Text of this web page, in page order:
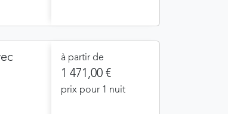
à partir de
1 471,00 €
prix pour 1 nuit